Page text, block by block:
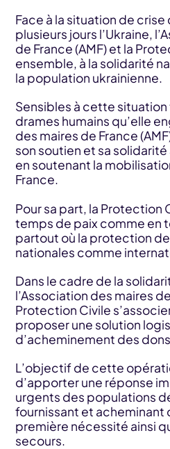
Face à la situation de
plusieurs jours l’Ukraine,
de France (AMF) et la
ensemble, à la solidarité
la population ukrainienne.
Sensibles à cette
drames humains qu’elle
des maires de France
son soutien et sa
en soutenant la
France.
Pour sa part, la Protection
temps de paix comme en
partout où la protection
nationales comme
Dans le cadre de la
l’Association des maires
Protection Civile
proposer une solution
d’acheminement des
L’objectif de cette
d’apporter une réponse
urgents des populations
fournissant et acheminant
première nécessité ainsi
secours.